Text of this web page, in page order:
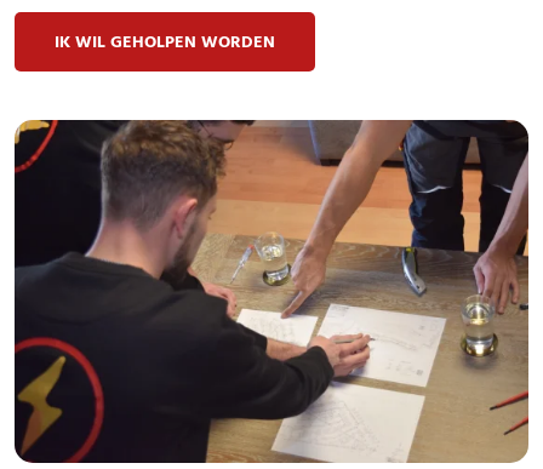
IK WIL GEHOLPEN WORDEN